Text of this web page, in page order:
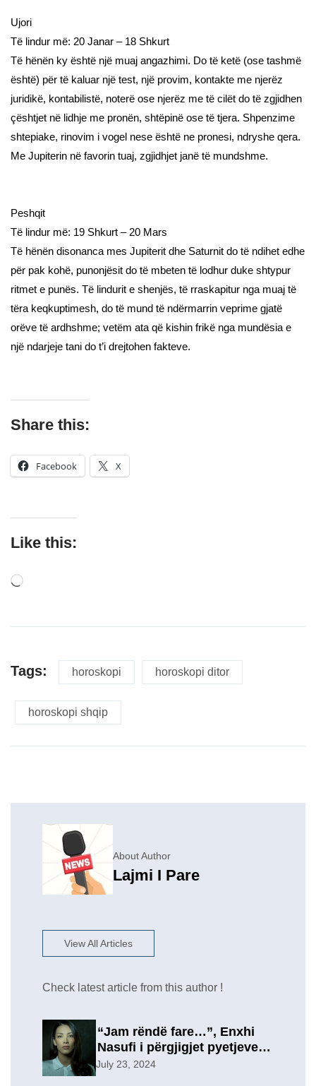
Ujori
Të lindur më: 20 Janar – 18 Shkurt
Të hënën ky është një muaj angazhimi. Do të ketë (ose tashmë
është) për të kaluar një test, një provim, kontakte me njerëz
juridikë, kontabilistë, noterë ose njerëz me të cilët do të zgjidhen
çështjet në lidhje me pronën, shtëpinë ose të tjera. Shpenzime
shtepiake, rinovim i vogel nese është ne pronesi, ndryshe qera.
Me Jupiterin në favorin tuaj, zgjidhjet janë të mundshme.
Peshqit
Të lindur më: 19 Shkurt – 20 Mars
Të hënën disonanca mes Jupiterit dhe Saturnit do të ndihet edhe
për pak kohë, punonjësit do të mbeten të lodhur duke shtypur
ritmet e punës. Të lindurit e shenjës, të rraskapitur nga muaj të
tëra keqkuptimesh, do të mund të ndërmarrin veprime gjatë
orëve të ardhshme; vetëm ata që kishin frikë nga mundësia e
një ndarjeje tani do t’i drejtohen fakteve.
Share this:
Facebook X
Like this:
Tags: horoskopi horoskopi ditor
horoskopi shqip
About Author
Lajmi I Pare
View All Articles
Check latest article from this author !
“Jam rëndë fare…”, Enxhi
Nasufi i përgjigjet pyetjeve
për ish-in, pas përfundimit të
July 23, 2024